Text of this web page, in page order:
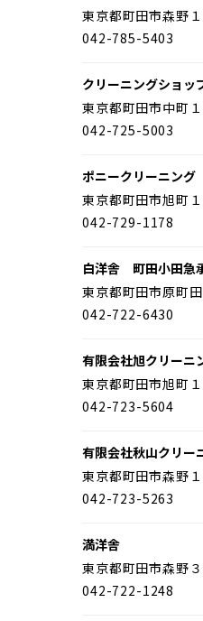
東京都町田市森野
042-785-5403
クリーニングショ
東京都町田市中町
042-725-5003
ポニークリーニン
東京都町田市旭町
042-729-1178
白洋舎 町田小田急
東京都町田市原町
042-722-6430
有限会社旭クリーニ
東京都町田市旭町
042-723-5604
有限会社秋山クリー
東京都町田市森野
042-723-5263
満洋舎
東京都町田市森野
042-722-1248